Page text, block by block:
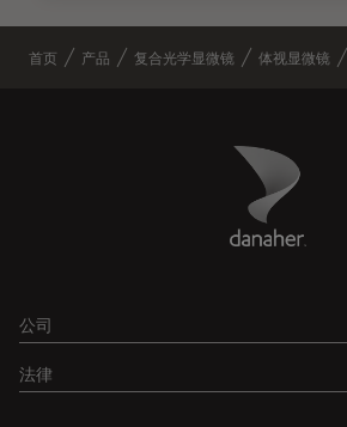
首页 产品 复合光学显微镜 体视显微镜
Danaher Logo
公司
法律